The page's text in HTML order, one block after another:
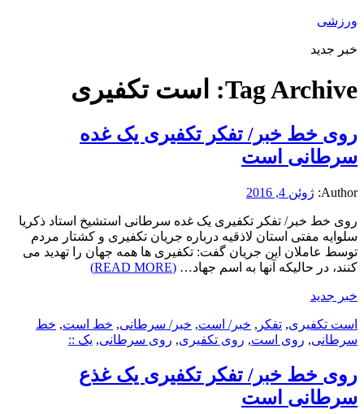
ورزشی
خبر جدید
Tag Archive: است تکفیری
روی خط خبر/ تفکر تکفیری یک غده
سرطانی است
Author: ژوئن 4, 2016
روی خط خبر/ تفکر تکفیری یک غده سرطانی استشیخ استاد ذکریا
سلوایه مفتی استان لاذقیه درباره جریان تکفیری و کشتار مردم
توسط عاملان این جریان گفت: تکفیری ها همه جهان را تهدید می
کنند، در حالیکه آنها به اسم جهاد… (READ MORE)
خبر جدید
است تکفیری, تفکر , خبر/ است, خبر/ سرطانی, خط است, خط
سرطانی, روی است, روی تکفیری, روی سرطانی, یک ::
روی خط خبر/ تفکر تکفیری یک غذع
سرطانی است